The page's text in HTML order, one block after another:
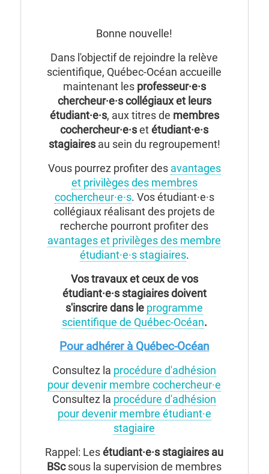
Bonne nouvelle!
Dans l'objectif de rejoindre la relève
scientifique, Québec-Océan accueille
maintenant les professeur·e·s
chercheur·e·s collégiaux et leurs
étudiant·e·s, aux titres de membres
cochercheur·e·setétudiant·e·s
stagiairesau sein du regroupement!
Vous pourrez profiter des avantages
et privilèges des membres
cochercheur·e·s. Vos étudiant·e·s
collégiaux réalisant des projets de
recherche pourront profiter des
avantages et privilèges des membre
étudiant·e·s stagiaires.
Vos travaux et ceux de vos
étudiant·e·s stagiaires doivent
s'inscrire dans le programme
scientifique de Québec-Océan.
Pour adhérer à Québec-Océan
Consultez la procédure d'adhésion
pour devenir membre cochercheur·e
Consultez la procédure d'adhésion
pour devenir membre étudiant·e
stagiaire
Rappel: Lesétudiant·e·s stagiaires au
BScsous la supervision de membres